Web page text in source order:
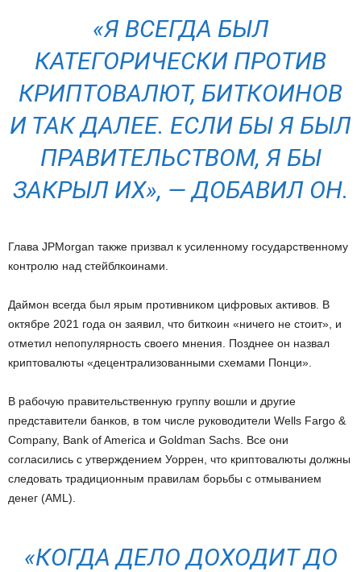
«Я ВСЕГДА БЫЛ
КАТЕГОРИЧЕСКИ ПРОТИВ
КРИПТОВАЛЮТ, БИТКОИНОВ
И ТАК ДАЛЕЕ. ЕСЛИ БЫ Я БЫЛ
ПРАВИТЕЛЬСТВОМ, Я БЫ
ЗАКРЫЛ ИХ», — ДОБАВИЛ ОН.
Глава JPMorgan также призвал к усиленному государственному
контролю над стейблкоинами.
Даймон всегда был ярым противником цифровых активов. В
октябре 2021 года он заявил, что биткоин «ничего не стоит», и
отметил непопулярность своего мнения. Позднее он назвал
криптовалюты «децентрализованными схемами Понци».
В рабочую правительственную группу вошли и другие
представители банков, в том числе руководители Wells Fargo &
Company, Bank of America и Goldman Sachs. Все они
согласились с утверждением Уоррен, что криптовалюты должны
следовать традиционным правилам борьбы с отмыванием
денег (AML).
«КОГДА ДЕЛО ДОХОДИТ ДО